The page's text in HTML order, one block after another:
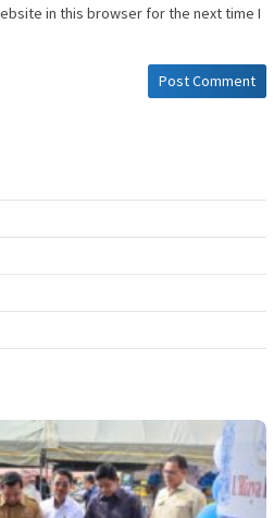
in this browser for the next time I